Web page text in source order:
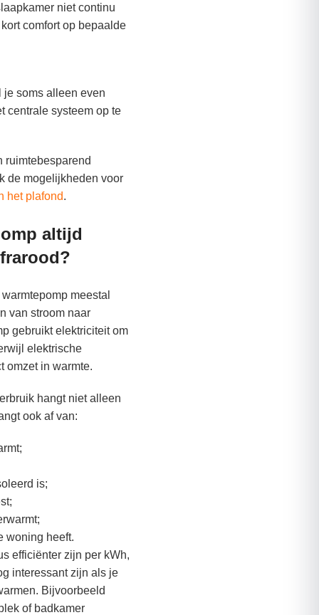
niet continu
comfort op bepaalde
je soms alleen even
centrale systeem op te
ruimtebesparend
de mogelijkheden voor
het plafond.
altijd
meestal
van stroom naar
gebruikt elektriciteit om
elektrische
omzet in warmte.
hangt niet alleen
ook af van:
is;
woning heeft.
efficiënter zijn per kWh,
interessant zijn als je
Bijvoorbeeld
of badkamer